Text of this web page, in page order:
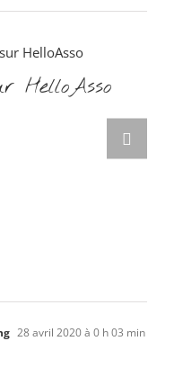
HelloAsso
28 avril 2020 à 0 h 03 min